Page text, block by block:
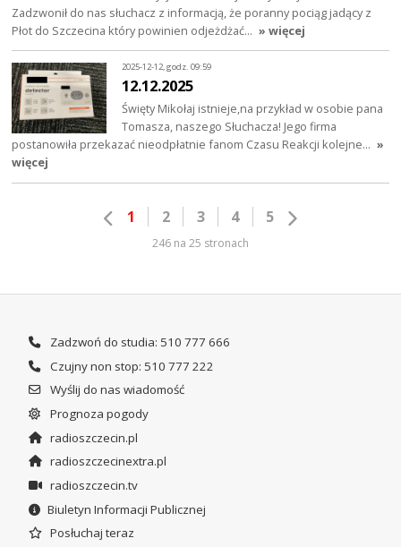
Zadzwonił do nas słuchacz z informacją, że poranny pociąg jadący z
Płot do Szczecina który powinien odjeżdżać… » więcej
2025-12-12, godz. 09:59
12.12.2025
Święty Mikołaj istnieje,na przykład w osobie pana
Tomasza, naszego Słuchacza! Jego firma
postanowiła przekazać nieodpłatnie fanom Czasu Reakcji kolejne… »
więcej
1 2 3 4 5
246 na 25 stronach
Zadzwoń do studia: 510 777 666
Czujny non stop: 510 777 222
Wyślij do nas wiadomość
Prognoza pogody
radioszczecin.pl
radioszczecinextra.pl
radioszczecin.tv
Biuletyn Informacji Publicznej
Posłuchaj teraz